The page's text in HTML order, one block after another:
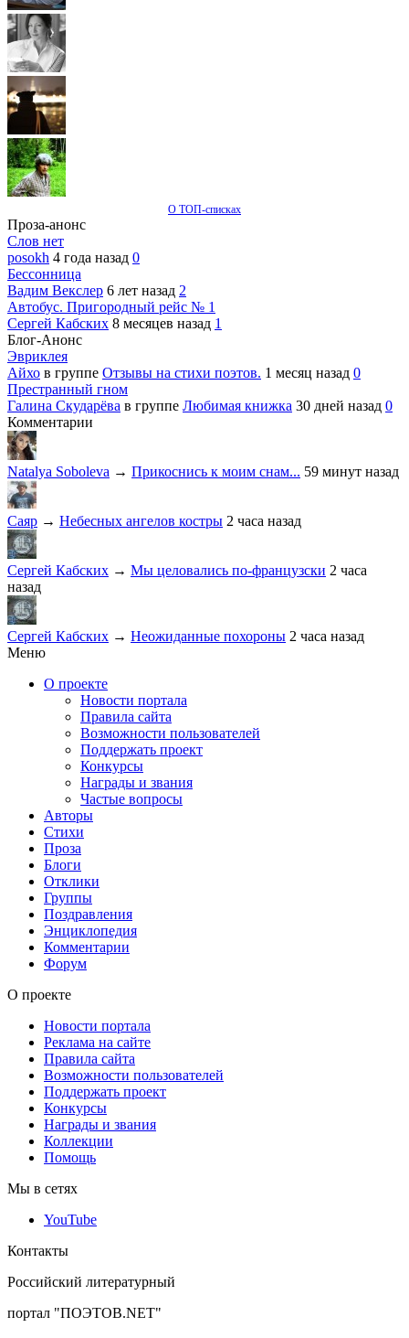
О ТОП-списках
Проза-анонс
Слов нет
posokh 4 года назад 0
Бессонница
Вадим Векслер 6 лет назад 2
Автобус. Пригородный рейс № 1
Сергей Кабских 8 месяцев назад 1
Блог-Анонс
Эвриклея
Айхо в группе Отзывы на стихи поэтов. 1 месяц назад 0
Престранный гном
Галина Скударёва в группе Любимая книжка 30 дней назад 0
Комментарии
Natalya Soboleva → Прикоснись к моим снам... 59 минут назад
Саяр → Небесных ангелов костры 2 часа назад
Сергей Кабских → Мы целовались по-французски 2 часа
назад
Сергей Кабских → Неожиданные похороны 2 часа назад
Меню
О проекте
Новости портала
Правила сайта
Возможности пользователей
Поддержать проект
Конкурсы
Награды и звания
Частые вопросы
Авторы
Стихи
Проза
Блоги
Отклики
Группы
Поздравления
Энциклопедия
Комментарии
Форум
О проекте
Новости портала
Реклама на сайте
Правила сайта
Возможности пользователей
Поддержать проект
Конкурсы
Награды и звания
Коллекции
Помощь
Мы в сетях
YouTube
Контакты
Российский литературный
портал "ПОЭТОВ.NET"